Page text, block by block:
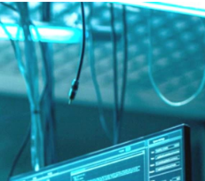
DERECHO
AMBIENTAL ASESORÍA